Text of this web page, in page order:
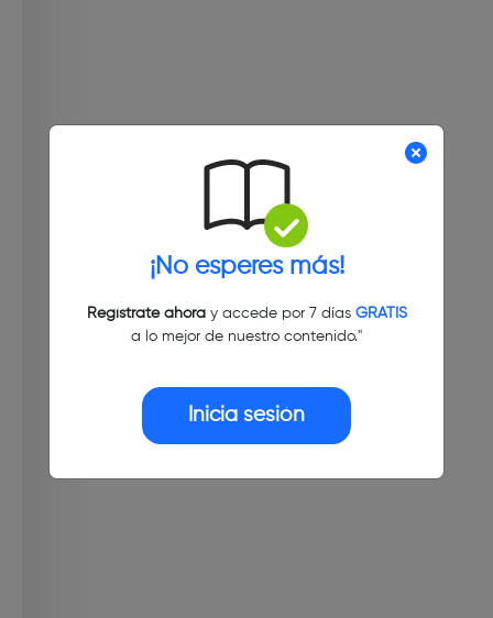
¡No esperes más!
Regístrate ahoray accede por 7 días GRATIS
a lo mejor de nuestro contenido."
Inicia sesión